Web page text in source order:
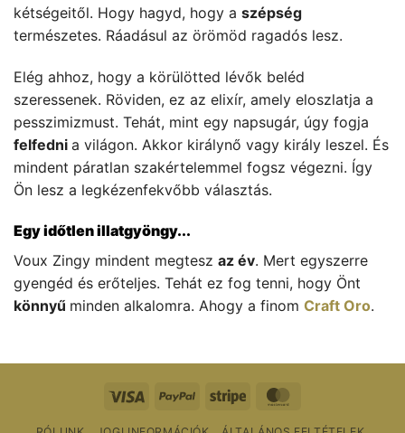
kétségeitől. Hogy hagyd, hogy a szépség
természetes. Ráadásul az örömöd ragadós lesz.
Elég ahhoz, hogy a körülötted lévők beléd
szeressenek. Röviden, ez az elixír, amely eloszlatja a
pesszimizmust. Tehát, mint egy napsugár, úgy fogja
felfedni a világon. Akkor királynő vagy király leszel. És
mindent páratlan szakértelemmel fogsz végezni. Így
Ön lesz a legkézenfekvőbb választás.
Egy időtlen illatgyöngy...
Voux Zingy mindent megtesz az év. Mert egyszerre
gyengéd és erőteljes. Tehát ez fog tenni, hogy Önt
könnyű minden alkalomra. Ahogy a finom Craft Oro.
Vízum PayPal Csíkos